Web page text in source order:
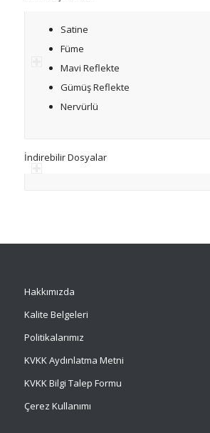
Satine
Füme
Mavi Reflekte
Gümüş Reflekte
Nervürlü
İndirebilir Dosyalar
Hakkımızda
Kalite Belgeleri
Politikalarımız
KVKK Aydınlatma Metni
KVKK Bilgi Talep Formu
Çerez Kullanımı